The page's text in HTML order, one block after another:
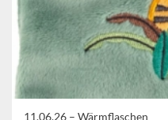
11.06.26 – Wärmflaschen